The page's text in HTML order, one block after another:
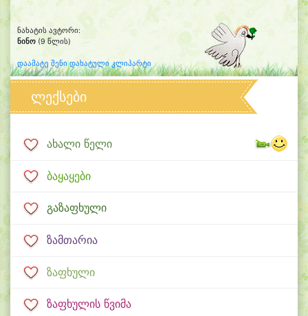
ნახატის ავტორი:
ნინო (9 წლის)
დაამატე შენი დახატული კლიპარტი
ლექსები
ახალი წელი
ბაყაყები
გაზაფხული
ზამთარია
ზაფხული
ზაფხულის წვიმა